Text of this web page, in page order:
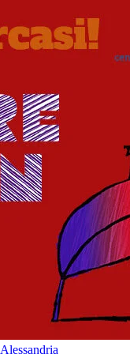
Alessandria